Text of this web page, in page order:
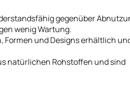
gegenüber
wenig Wartung.
Formen und Designs erhältlich
natürlichen Rohstoffen und sind